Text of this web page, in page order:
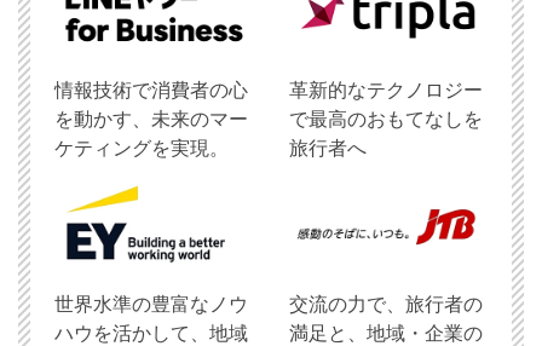
情報技術で消費者の心
を動かす、未来のマー
ケティングを実現。
革新的なテクノロジー
で最高のおもてなしを
旅行者へ
世界水準の豊富なノウ
ハウを活かして、地域
交流の力で、旅行者の
満足と、地域・企業の